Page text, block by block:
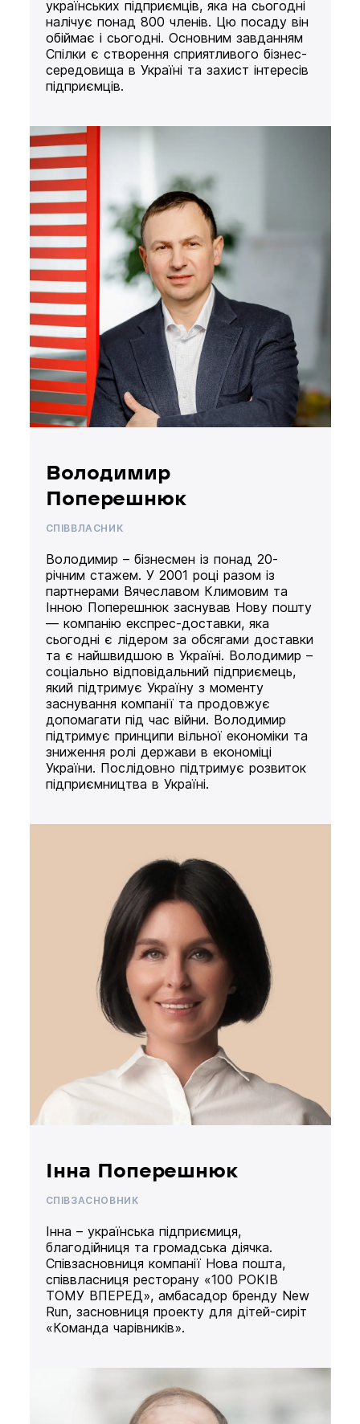
українських підприємців, яка на сьогодні
налічує понад 800 членів. Цю посаду він
обіймає і сьогодні. Основним завданням
Спілки є створення сприятливого бізнес-
середовища в Україні та захист інтересів
підприємців.
Володимир
Поперешнюк
СПІВВЛАСНИК
Володимир – бізнесмен із понад 20-
річним стажем. У 2001 році разом із
партнерами Вячеславом Климовим та
Інною Поперешнюк заснував Нову пошту
— компанію експрес-доставки, яка
сьогодні є лідером за обсягами доставки
та є найшвидшою в Україні. Володимир –
соціально відповідальний підприємець,
який підтримує Україну з моменту
заснування компанії та продовжує
допомагати під час війни. Володимир
підтримує принципи вільної економіки та
зниження ролі держави в економіці
України. Послідовно підтримує розвиток
підприємництва в Україні.
Інна Поперешнюк
СПІВЗАСНОВНИК
Інна – українська підприємиця,
благодійниця та громадська діячка.
Співзасновниця компанії Нова пошта,
співвласниця ресторану «100 РОКІВ
ТОМУ ВПЕРЕД», амбасадор бренду New
Run, засновниця проекту для дітей-сиріт
«Команда чарівників».